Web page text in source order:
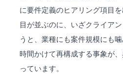
に要件定義のヒアリング項目
目が並ぶのに、いざクライア
うと、業種にも案件規模にも
時間かけて再構成する事象が
っています。